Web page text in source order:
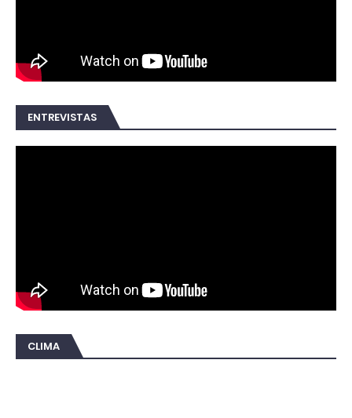
ENTREVISTAS
CLIMA